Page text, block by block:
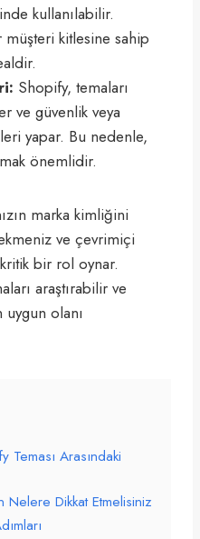
kullanılabilir.
müşteri kitlesine sahip
Shopify, temaları
ve güvenlik veya
yapar. Bu nedenle,
önemlidir.
marka kimliğini
ve çevrimiçi
kritik bir rol oynar.
araştırabilir ve
olanı
Teması Arasındaki
Nelere Dikkat Etmelisiniz